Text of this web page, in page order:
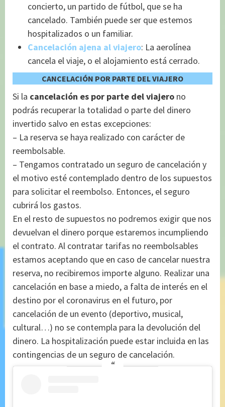
concierto, un partido de fútbol, que se ha
cancelado. También puede ser que estemos
hospitalizados o un familiar.
Cancelación ajena al viajero: La aerolínea
cancela el viaje, o el alojamiento está cerrado.
CANCELACIÓN POR PARTE DEL VIAJERO
Si la cancelación es por parte del viajero no
podrás recuperar la totalidad o parte del dinero
invertido salvo en estas excepciones:
– La reserva se haya realizado con carácter de
reembolsable.
– Tengamos contratado un seguro de cancelación y
el motivo esté contemplado dentro de los supuestos
para solicitar el reembolso. Entonces, el seguro
cubrirá los gastos.
En el resto de supuestos no podremos exigir que nos
devuelvan el dinero porque estaremos incumpliendo
el contrato. Al contratar tarifas no reembolsables
estamos aceptando que en caso de cancelar nuestra
reserva, no recibiremos importe alguno. Realizar una
cancelación en base a miedo, a falta de interés en el
destino por el coronavirus en el futuro, por
cancelación de un evento (deportivo, musical,
cultural…) no se contempla para la devolución del
dinero. La hospitalización puede estar incluida en las
contingencias de un seguro de cancelación.